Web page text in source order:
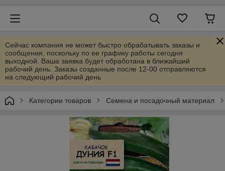
Сейчас компания не может быстро обрабатывать заказы и
сообщения, поскольку по ее графику работы сегодня
выходной. Ваша заявка будет обработана в ближайший
рабочий день. Заказы созданные после 12-00 отправляются
на следующий рабочий день
Категории товаров Семена и посадочный материал